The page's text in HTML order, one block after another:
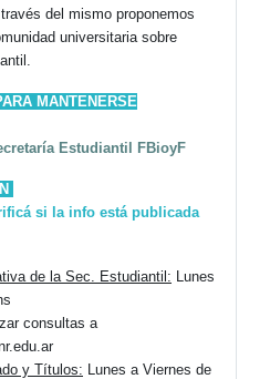
del mismo proponemos
universitaria sobre
MANTENERSE
Estudiantil FBioyF
si la info está publicada
de la Sec. Estudiantil: Lunes
consultas a
y Títulos: Lunes a Viernes de